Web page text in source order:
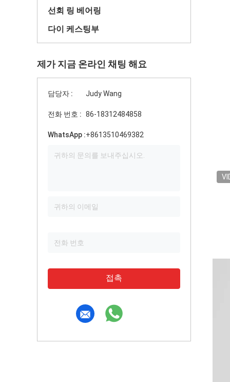
선회 링 베어링
다이 케스팅부
제가 지금 온라인 채팅 해요
담당자 : Judy Wang
전화 번호 : 86-18312484858
WhatsApp :+8613510469382
접촉